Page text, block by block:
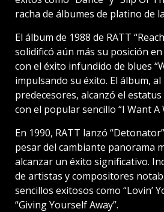
racha de álbumes de platino de
El álbum de 1988 de RATT
solidificó aún más su posición
con el éxito infundido de blues
impulsando su éxito. El álbum,
predecesores, alcanzó el
con el popular sencillo “I Want A
En 1990, RATT lanzó
pesar del cambiante panorama
alcanzar un éxito significativo.
de artistas y compositores
sencillos exitosos como “Lovin’
“Giving Yourself Away”.